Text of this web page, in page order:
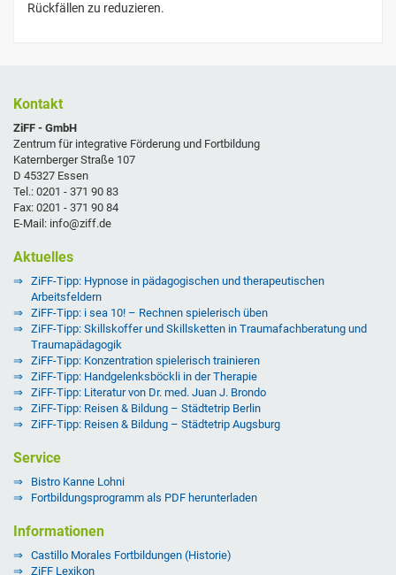
Rückfällen zu reduzieren.
Kontakt
ZiFF - GmbH
Zentrum für integrative Förderung und Fortbildung
Katernberger Straße 107
D 45327 Essen
Tel.: 0201 - 371 90 83
Fax: 0201 - 371 90 84
E-Mail: info@ziff.de
Aktuelles
ZiFF-Tipp: Hypnose in pädagogischen und therapeutischen
Arbeitsfeldern
ZiFF-Tipp: i sea 10! – Rechnen spielerisch üben
ZiFF-Tipp: Skillskoffer und Skillsketten in Traumafachberatung und
Traumapädagogik
ZiFF-Tipp: Konzentration spielerisch trainieren
ZiFF-Tipp: Handgelenksböckli in der Therapie
ZiFF-Tipp: Literatur von Dr. med. Juan J. Brondo
ZiFF-Tipp: Reisen & Bildung – Städtetrip Berlin
ZiFF-Tipp: Reisen & Bildung – Städtetrip Augsburg
Service
Bistro Kanne Lohni
Fortbildungsprogramm als PDF herunterladen
Informationen
Castillo Morales Fortbildungen (Historie)
ZiFF Lexikon